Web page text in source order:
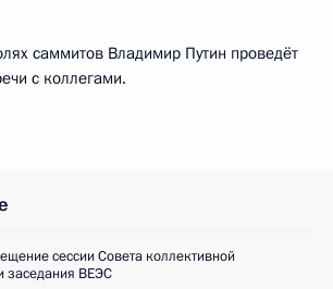
саммитов Владимир Путин проведёт
с коллегами.
сессии Совета коллективной
заседания ВЕЭС